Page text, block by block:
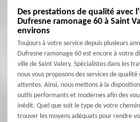
Des prestations de qualité avec
Dufresne ramonage 60 à Saint
environs
Toujours à votre service depuis plusieurs
Dufresne ramonage 60 est encore à votre
ville de Saint Valery. Spécialistes dans les
nous vous proposons des services de
attentes. Ainsi, nous mettons à la
outils performants et modernes afin des
inédit. Quel que soit le type de votre
trouver les moyens adéquats pour rendre